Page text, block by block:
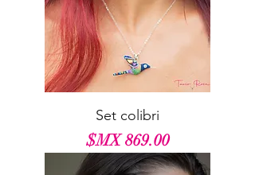
Set colibri
السعر‏869.00 MX$